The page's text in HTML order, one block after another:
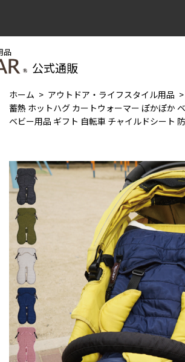
品
公式通販
ホーム
アウトドア・ライフスタイル用品
蓄熱 ホットハグ カートウォーマー ぽかぽか
ベビー用品 ギフト 自転車 チャイルドシート